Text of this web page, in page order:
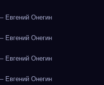
Евгений Онегин
Евгений Онегин
Евгений Онегин
Евгений Онегин